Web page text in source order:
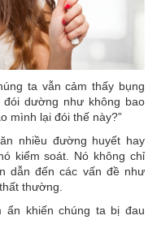
ta vẫn cảm thấy bụng
dường như không bao
mình lại đói thế này?”
nhiều đường huyết hay
kiểm soát. Nó không chỉ
dẫn đến các vấn đề như
thường.
ẩn khiến chúng ta bị đau